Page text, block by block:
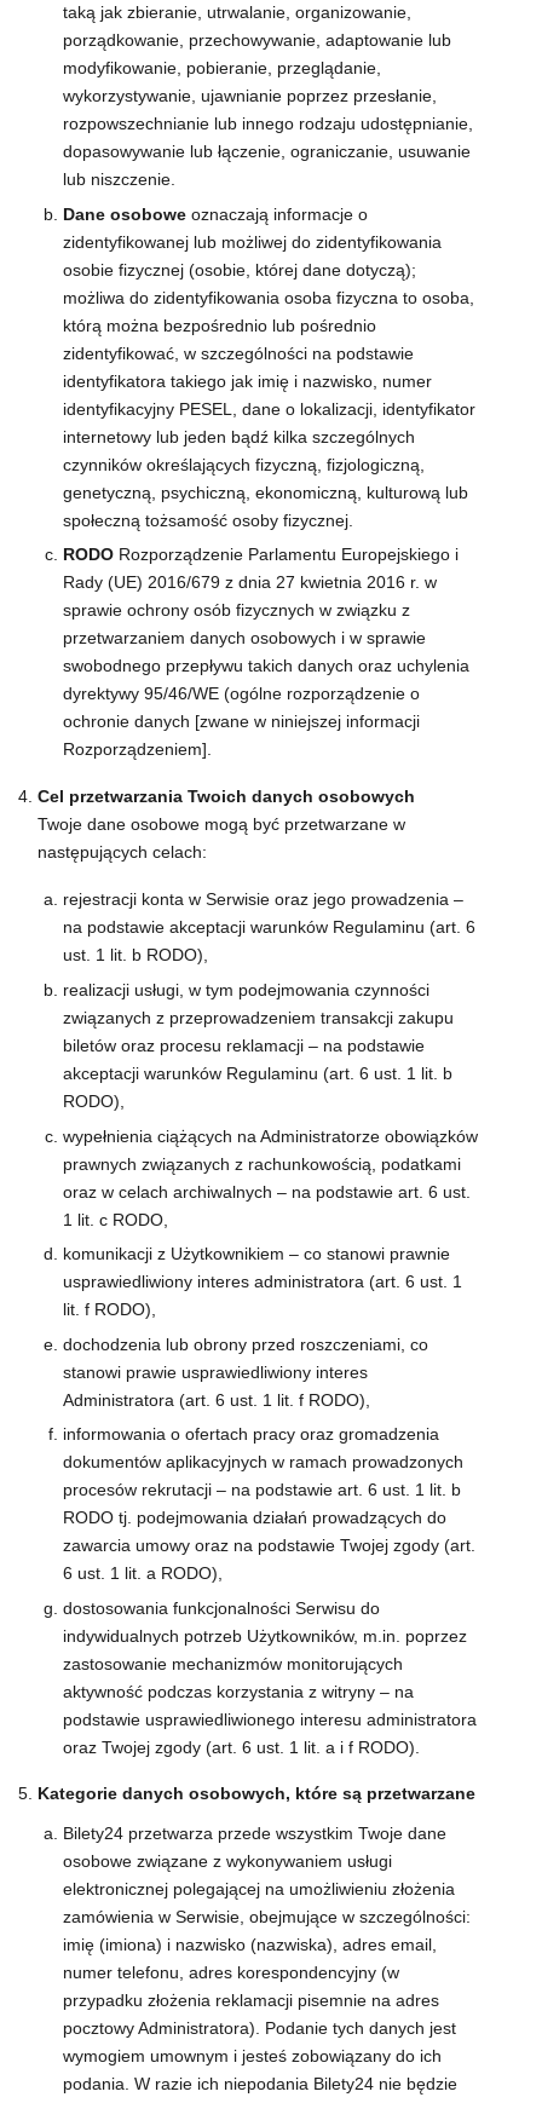
taką jak zbieranie, utrwalanie, organizowanie,
porządkowanie, przechowywanie, adaptowanie lub
modyfikowanie, pobieranie, przeglądanie,
wykorzystywanie, ujawnianie poprzez przesłanie,
rozpowszechnianie lub innego rodzaju udostępnianie,
dopasowywanie lub łączenie, ograniczanie, usuwanie
lub niszczenie.
Dane osobowe oznaczają informacje o
zidentyfikowanej lub możliwej do zidentyfikowania
osobie fizycznej (osobie, której dane dotyczą);
możliwa do zidentyfikowania osoba fizyczna to osoba,
którą można bezpośrednio lub pośrednio
zidentyfikować, w szczególności na podstawie
identyfikatora takiego jak imię i nazwisko, numer
identyfikacyjny PESEL, dane o lokalizacji, identyfikator
internetowy lub jeden bądź kilka szczególnych
czynników określających fizyczną, fizjologiczną,
genetyczną, psychiczną, ekonomiczną, kulturową lub
społeczną tożsamość osoby fizycznej.
RODO Rozporządzenie Parlamentu Europejskiego i
Rady (UE) 2016/679 z dnia 27 kwietnia 2016 r. w
sprawie ochrony osób fizycznych w związku z
przetwarzaniem danych osobowych i w sprawie
swobodnego przepływu takich danych oraz uchylenia
dyrektywy 95/46/WE (ogólne rozporządzenie o
ochronie danych [zwane w niniejszej informacji
Rozporządzeniem].
Cel przetwarzania Twoich danych osobowych
Twoje dane osobowe mogą być przetwarzane w
następujących celach:
rejestracji konta w Serwisie oraz jego prowadzenia –
na podstawie akceptacji warunków Regulaminu (art. 6
ust. 1 lit. b RODO),
realizacji usługi, w tym podejmowania czynności
związanych z przeprowadzeniem transakcji zakupu
biletów oraz procesu reklamacji – na podstawie
akceptacji warunków Regulaminu (art. 6 ust. 1 lit. b
RODO),
wypełnienia ciążących na Administratorze obowiązków
prawnych związanych z rachunkowością, podatkami
oraz w celach archiwalnych – na podstawie art. 6 ust.
1 lit. c RODO,
komunikacji z Użytkownikiem – co stanowi prawnie
usprawiedliwiony interes administratora (art. 6 ust. 1
lit. f RODO),
dochodzenia lub obrony przed roszczeniami, co
stanowi prawie usprawiedliwiony interes
Administratora (art. 6 ust. 1 lit. f RODO),
informowania o ofertach pracy oraz gromadzenia
dokumentów aplikacyjnych w ramach prowadzonych
procesów rekrutacji – na podstawie art. 6 ust. 1 lit. b
RODO tj. podejmowania działań prowadzących do
zawarcia umowy oraz na podstawie Twojej zgody (art.
6 ust. 1 lit. a RODO),
dostosowania funkcjonalności Serwisu do
indywidualnych potrzeb Użytkowników, m.in. poprzez
zastosowanie mechanizmów monitorujących
aktywność podczas korzystania z witryny – na
podstawie usprawiedliwionego interesu administratora
oraz Twojej zgody (art. 6 ust. 1 lit. a i f RODO).
Kategorie danych osobowych, które są przetwarzane
Bilety24 przetwarza przede wszystkim Twoje dane
osobowe związane z wykonywaniem usługi
elektronicznej polegającej na umożliwieniu złożenia
zamówienia w Serwisie, obejmujące w szczególności:
imię (imiona) i nazwisko (nazwiska), adres email,
numer telefonu, adres korespondencyjny (w
przypadku złożenia reklamacji pisemnie na adres
pocztowy Administratora). Podanie tych danych jest
wymogiem umownym i jesteś zobowiązany do ich
podania. W razie ich niepodania Bilety24 nie będzie